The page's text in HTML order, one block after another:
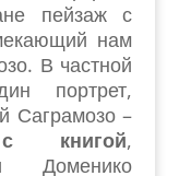
пейзаж с
нам
В частной
портрет,
Саграмозо –
книгой,
Доменико